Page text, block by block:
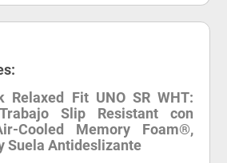
Relaxed Fit UNO SR WHT:
Slip Resistant con
Cooled Memory Foam®,
Suela Antideslizante